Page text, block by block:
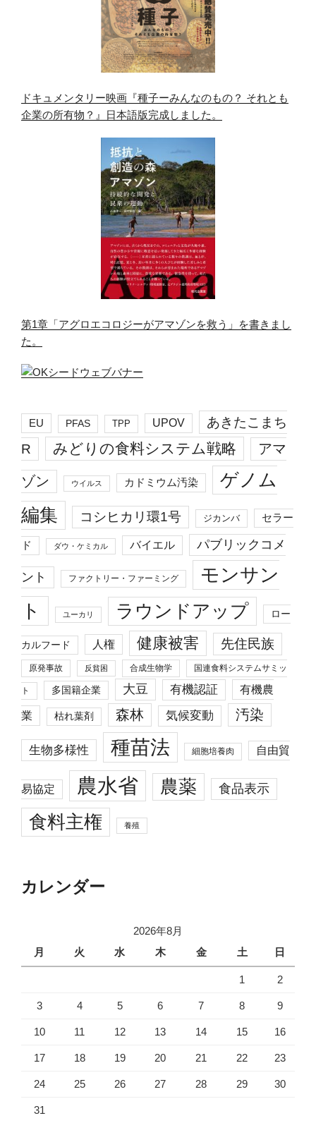
ドキュメンタリー映画『種子ーみんなのもの？ それとも
企業の所有物？』日本語版完成しました。
第1章「アグロエコロジーがアマゾンを救う」を書きまし
た。
EU PFAS TPP UPOV
あきたこまち
R
みどりの食料システム戦略 アマ
ゾン ウイルス カドミウム汚染
ゲノム
編集
コシヒカリ環1号 ジカンバ セラー
ド ダウ・ケミカル バイエル パブリックコメ
ント ファクトリー・ファーミング
モンサン
ト
ユーカリ ラウンドアップ ロー
カルフード 人権 健康被害 先住民族
原発事故 反貧困 合成生物学 国連食料システムサミッ
ト 多国籍企業 大豆 有機認証 有機農
業 枯れ葉剤 森林 気候変動 汚染
生物多様性 種苗法 細胞培養肉 自由貿
易協定 農水省 農薬 食品表示
食料主権 養殖
カレンダー
2026年8月
月
火 水 木 金 土 日
1 2
3 4 5 6 7 8 9
10 11 12 13 14 15 16
17 18 19 20 21 22 23
24 25 26 27 28 29 30
31